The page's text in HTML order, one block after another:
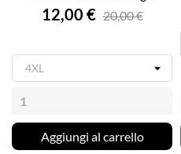
12,00 € 20,00 €
Aggiungi al carrello